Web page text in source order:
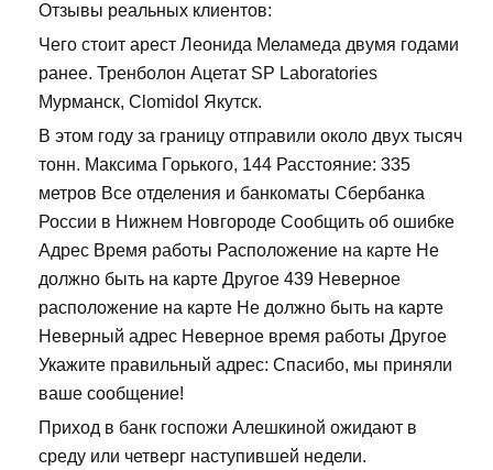
Отзывы реальных клиентов:
Чего стоит арест Леонида Меламеда двумя годами
ранее. Тренболон Ацетат SP Laboratories
Мурманск, Clomidol Якутск.
В этом году за границу отправили около двух тысяч
тонн. Максима Горького, 144 Расстояние: 335
метров Все отделения и банкоматы Сбербанка
России в Нижнем Новгороде Сообщить об ошибке
Адрес Время работы Расположение на карте Не
должно быть на карте Другое 439 Неверное
расположение на карте Не должно быть на карте
Неверный адрес Неверное время работы Другое
Укажите правильный адрес: Спасибо, мы приняли
ваше сообщение!
Приход в банк госпожи Алешкиной ожидают в
среду или четверг наступившей недели.